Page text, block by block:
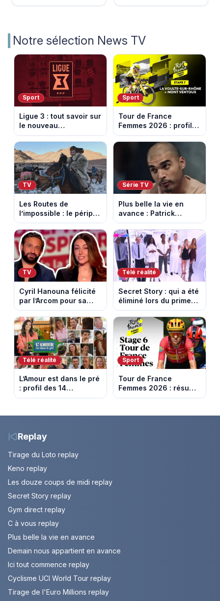
Notre sélection News TV
Sport
Ligue 3 : tout savoir sur
le nouveau
championnat qui
succède au National
Sport
Tour de France
Femmes 2026 : profil
et horaires de la 7e
étape entre La Voulte-
sur-Rhône et le Mont
Ventoux
TV
Les Routes de
l’impossible : le périple
glacial d’une famille
nomade en Mongolie
Série TV
Plus belle la vie en
avance : Patrick
Nebout est-il mort ?
Episode du 10 août
2026 (spoiler)
TV
Cyril Hanouna félicité
par l’Arcom pour sa
maîtrise de l’antenne
face aux propos de
Delphine Wespiser sur
le cancer
Télé réalité
Secret Story : qui a été
éliminé lors du prime
du 6 août 2026 sur
TMC ?
Télé réalité
L’Amour est dans le pré
: profil des 14
agriculteurs, speed
nouvelles histoires
Sport
Tour de France
Femmes 2026 : résumé
vidéo de la 6e étape
Tournon-sur-Rhône
Replay
Tirage du Loto replay
Keno replay
Les douze coups de midi replay
Secret Story replay
Gym direct replay
C à vous replay
Plus belle la vie en avance
Demain nous appartient en avance
Ici tout commence replay
Cyclisme UCI World Tour replay
Tirage de l'Euro Millions replay